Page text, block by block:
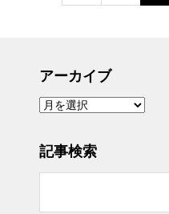
アーカイブ
ア
ー
ブ
記事検索